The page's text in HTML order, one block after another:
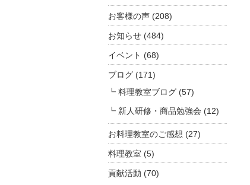
お客様の声 (208)
お知らせ (484)
イベント (68)
ブログ (171)
料理教室ブログ(57)
新人研修・商品勉強会 (12)
お料理教室のご感想 (27)
料理教室 (5)
貢献活動 (70)